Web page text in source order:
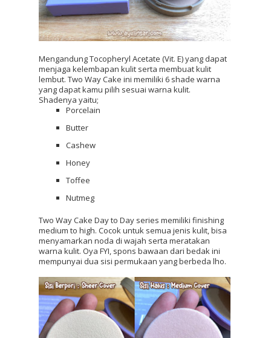
Mengandung Tocopheryl Acetate (Vit. E) yang dapat
menjaga kelembapan kulit serta membuat kulit
lembut. Two Way Cake ini memiliki 6 shade warna
yang dapat kamu pilih sesuai warna kulit.
Shadenya yaitu;
Porcelain
Butter
Cashew
Honey
Toffee
Nutmeg
Two Way Cake Day to Day series memiliki finishing
medium to high. Cocok untuk semua jenis kulit, bisa
menyamarkan noda di wajah serta meratakan
warna kulit. Oya FYI, spons bawaan dari bedak ini
mempunyai dua sisi permukaan yang berbeda lho.